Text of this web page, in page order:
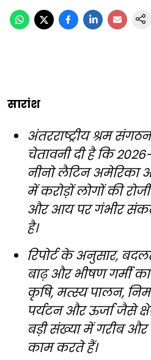
सारांश
अंतरराष्ट्रीय श्रम
चेतावनी दी है कि
नीनो लैटिन अमेरिका
में करोड़ों लोगों की
और आय पर गंभीर
है।
रिपोर्ट के अनुसार,
बाढ़ और भीषण गर्मी
कृषि, मत्स्य पालन,
पर्यटन और ऊर्जा जैसे
बड़ी संख्या में गरीब
काम करते हैं।